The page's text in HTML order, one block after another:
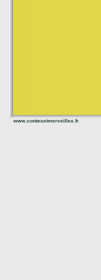
www.contesetmerveilles.fr